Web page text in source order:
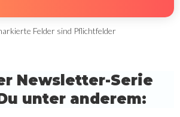
Felder sind Pflichtfelder
Newsletter-Serie
unter anderem: